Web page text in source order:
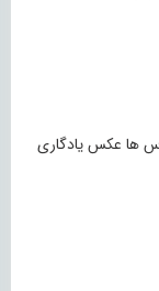
ها عکس یادگاری